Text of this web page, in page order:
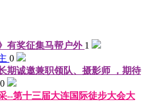
有奖征集马帮户外 1
0
期诚邀兼职领队、摄影师 ，期待
0
--第十三届大连国际徒步大会大